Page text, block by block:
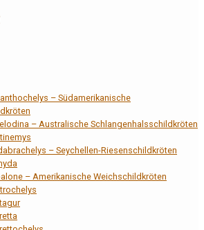
– Südamerikanische
– Australische Schlangenhalsschildkröten
– Seychellen-Riesenschildkröten
– Amerikanische Weichschildkröten